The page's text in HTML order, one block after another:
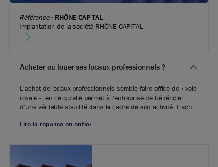
Référence- RHÔNE CAPITAL
Implantation de la société RHÔNE CAPITAL
Acheter ou louer ses locaux professionnels ?
L'achat de locaux professionnels semble faire office de « voie
royale », en ce qu'elle permet à l'entreprise de bénéficier
d'une véritable stabilité dans le cadre de son activité. L'achat
d'éliminer les frais de location qui peuvent de surcroît varier.
Lire la réponse en entier